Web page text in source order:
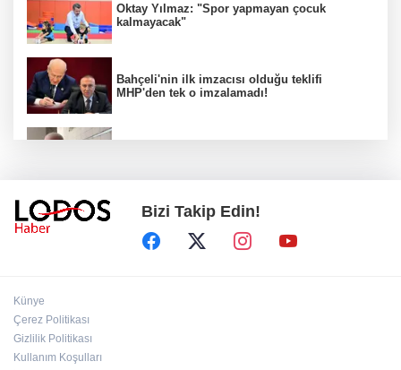
Oktay Yılmaz: "Spor yapmayan çocuk
kalmayacak"
Bahçeli'nin ilk imzacısı olduğu teklifi
MHP'den tek o imzalamadı!
Zafer Partisi Genel Başkanı Özdağ:
eminim."!
Bizi Takip Edin!
Künye
Çerez Politikası
Gizlilik Politikası
Kullanım Koşulları